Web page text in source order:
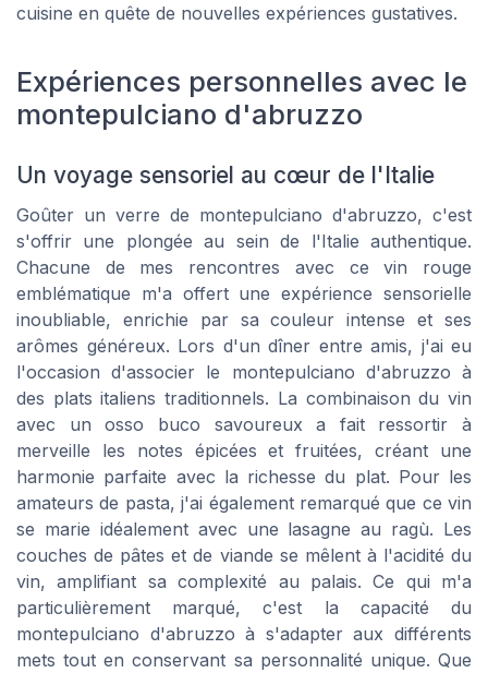
cuisine en quête de nouvelles expériences gustatives.
Expériences personnelles avec le
montepulciano d'abruzzo
Un voyage sensoriel au cœur de l'Italie
Goûter un verre de montepulciano d'abruzzo, c'est
s'offrir une plongée au sein de l'Italie authentique.
Chacune de mes rencontres avec ce vin rouge
emblématique m'a offert une expérience sensorielle
inoubliable, enrichie par sa couleur intense et ses
arômes généreux. Lors d'un dîner entre amis, j'ai eu
l'occasion d'associer le montepulciano d'abruzzo à
des plats italiens traditionnels. La combinaison du vin
avec un osso buco savoureux a fait ressortir à
merveille les notes épicées et fruitées, créant une
harmonie parfaite avec la richesse du plat. Pour les
amateurs de pasta, j'ai également remarqué que ce vin
se marie idéalement avec une lasagne au ragù. Les
couches de pâtes et de viande se mêlent à l'acidité du
vin, amplifiant sa complexité au palais. Ce qui m'a
particulièrement marqué, c'est la capacité du
montepulciano d'abruzzo à s'adapter aux différents
mets tout en conservant sa personnalité unique. Que